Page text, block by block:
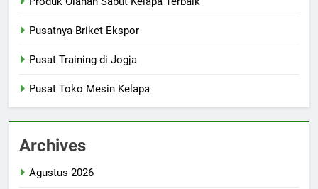
Pusatnya Briket Ekspor
Pusat Training di Jogja
Pusat Toko Mesin Kelapa
Archives
Agustus 2026